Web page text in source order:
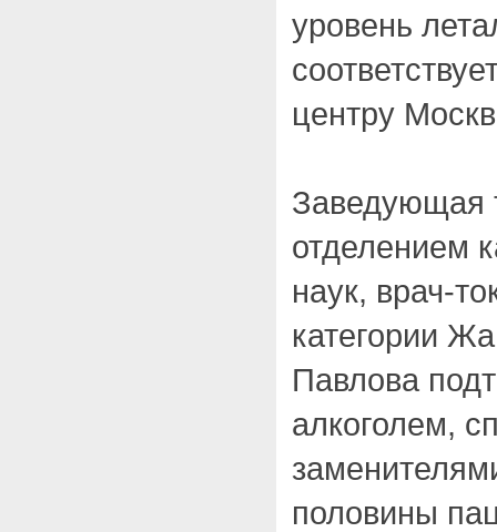
уровень
центру
Заведующая
отделением
наук, врач-
категории
Павлова
алкоголем,
половины